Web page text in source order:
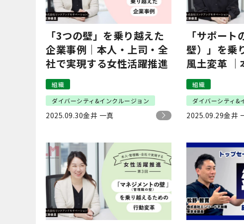
「3つの壁」を乗り越えた
企業事例｜本人・上司・全
社で実現する女性活躍推進
組織
ダイバーシティ&インクルージョン
2025.09.30金井 一真
「サポート
壁）」を乗
風土変革 ｜
社で実現す
組織
ダイバーシティ&
2025.09.29金井